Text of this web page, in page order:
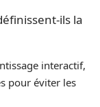
ils la
interactif,
pour éviter les